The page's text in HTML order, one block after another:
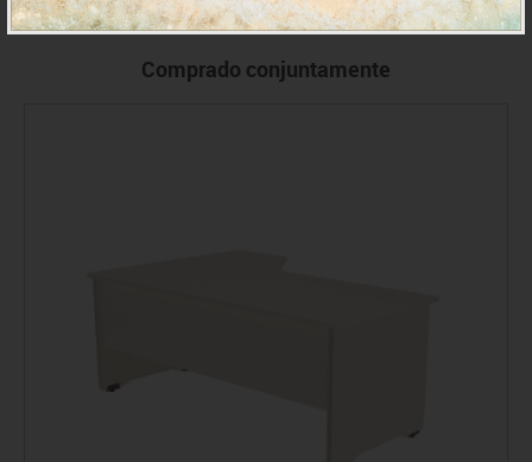
Comprado conjuntamente